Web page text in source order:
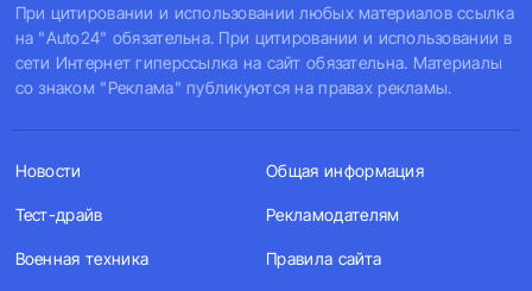
При цитировании и использовании любых материалов ссылка
на "Auto24" обязательна. При цитировании и использовании в
сети Интернет гиперссылка на сайт обязательна. Материалы
со знаком "Реклама" публикуются на правах рекламы.
Новости
Тест-драйв
Военная техника
Общая информация
Рекламодателям
Правила сайта